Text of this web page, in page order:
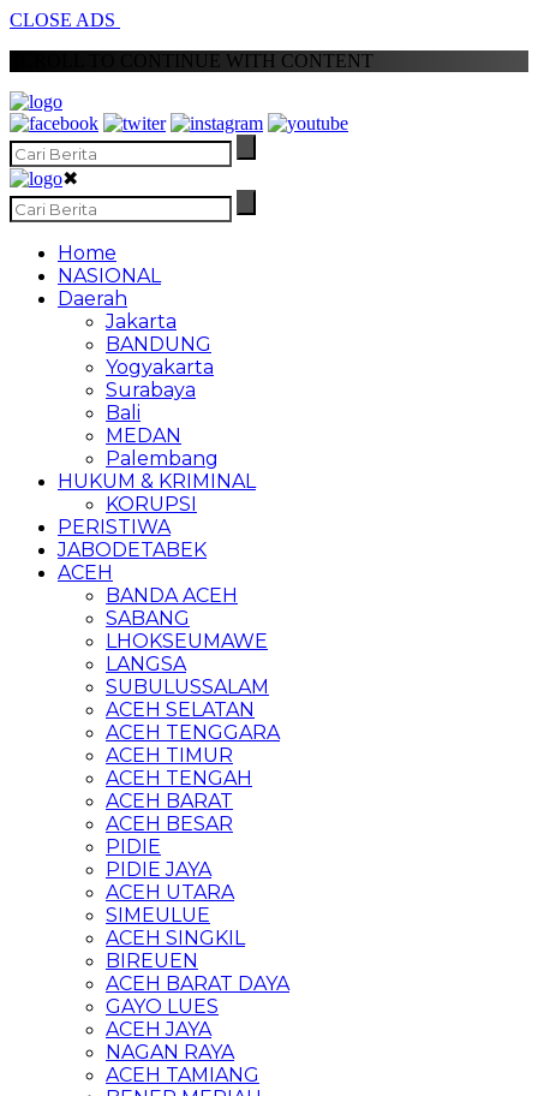
CLOSE ADS
SCROLL TO CONTINUE WITH CONTENT
✖
Home
NASIONAL
Daerah
Jakarta
BANDUNG
Yogyakarta
Surabaya
Bali
MEDAN
Palembang
HUKUM & KRIMINAL
KORUPSI
PERISTIWA
JABODETABEK
ACEH
BANDA ACEH
SABANG
LHOKSEUMAWE
LANGSA
SUBULUSSALAM
ACEH SELATAN
ACEH TENGGARA
ACEH TIMUR
ACEH TENGAH
ACEH BARAT
ACEH BESAR
PIDIE
PIDIE JAYA
ACEH UTARA
SIMEULUE
ACEH SINGKIL
BIREUEN
ACEH BARAT DAYA
GAYO LUES
ACEH JAYA
NAGAN RAYA
ACEH TAMIANG